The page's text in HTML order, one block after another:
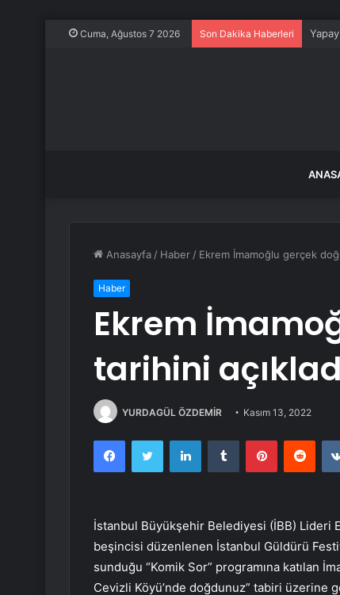
Cuma, Ağustos 7 2026 Son Dakika Haberleri
Anasayfa / Haber / Ekrem İmamoğlu gerçek
Haber
Ekrem
tarihini
YURDAGÜL ÖZDEMİR Kasım 13, 2022
FacebookTwitter LinkedInTumblr Pinterest
İstanbul Büyükşehir Belediyesi (İBB) Lideri
beşincisi düzenlenen İstanbul Güldürü
sunduğu “Komik Sor” programına katılan
Cevizli Köyü’nde doğdunuz” tabiri üzerine